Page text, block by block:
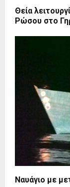
Θεία
Ρώσου στο
Ναυάγιο με